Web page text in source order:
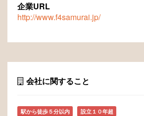
企業URL
http://www.f4samurai.jp/
会社に関すること
駅から徒歩５分以内 設立１０年超